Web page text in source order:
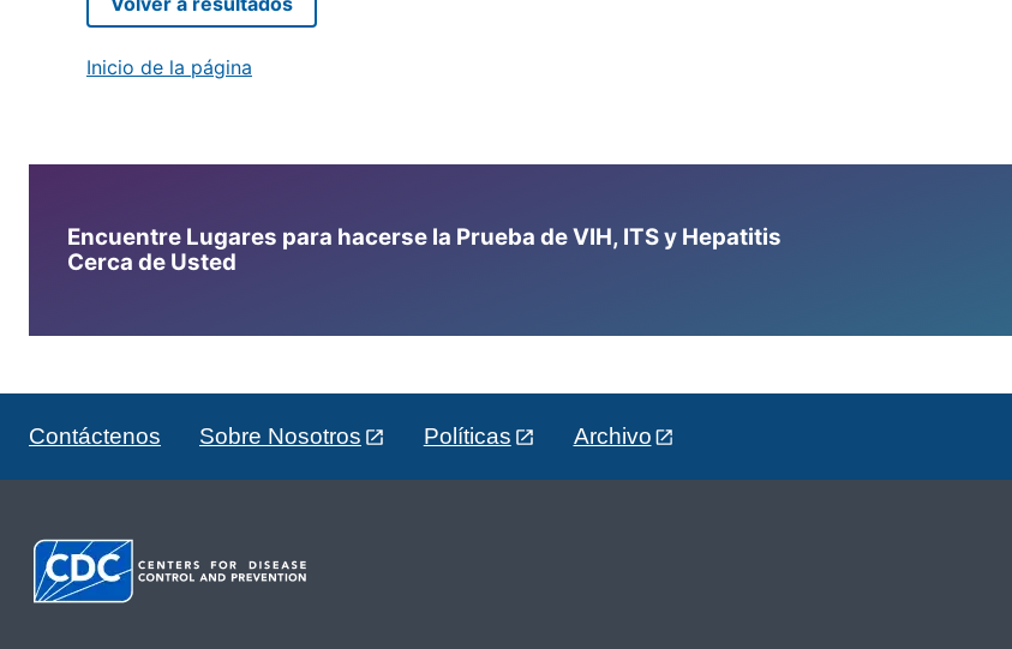
Inicio de la página
Encuentre Lugares para hacerse la Prueba de VIH, ITS y Hepatitis
Cerca de Usted
Contáctenos Sobre Nosotros Políticas Archivo